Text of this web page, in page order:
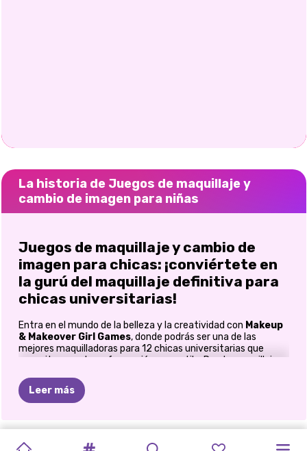
La historia de Juegos de maquillaje y
cambio de imagen para niñas
Juegos de maquillaje y cambio de
imagen para chicas: ¡conviértete en
la gurú del maquillaje definitiva para
chicas universitarias!
Entra en el mundo de la belleza y la creatividad con Makeup
& Makeover Girl Games, donde podrás ser una de las
mejores maquilladoras para 12 chicas universitarias que
necesitan una transformación con estilo. Desde maquillaje
infinitas opciones para impulsar tu creatividad y sacar a
relucir la gurú de belleza que llevas dentro. Con acceso a una
gama completa de cosméticos, desde sombras de ojos, lápiz
imitación, podrás experimentar con tendencias modernas y
estilos atrevidos, creando looks únicos para cada chica.
Leer más
PREPARACIÓN
CAMBIO CAMBIO
ELLIE PREPÁRATE CAMBIO